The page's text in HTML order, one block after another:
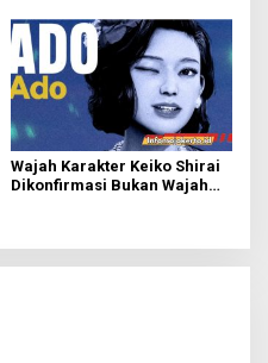
Wajah Karakter Keiko Shirai
Dikonfirmasi Bukan Wajah